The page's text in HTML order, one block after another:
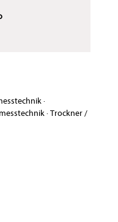
·
·Trockner /